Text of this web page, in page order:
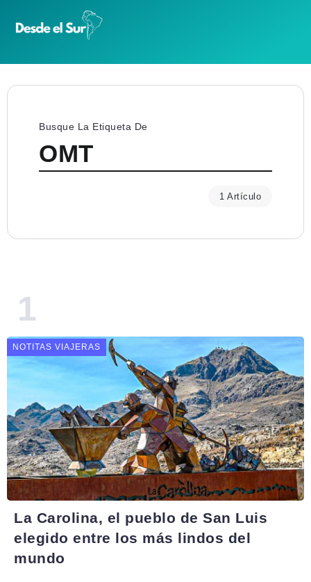
Busque La Etiqueta De
OMT
1 Artículo
NOTITAS VIAJERAS
La Carolina, el pueblo de San Luis
elegido entre los más lindos del
mundo